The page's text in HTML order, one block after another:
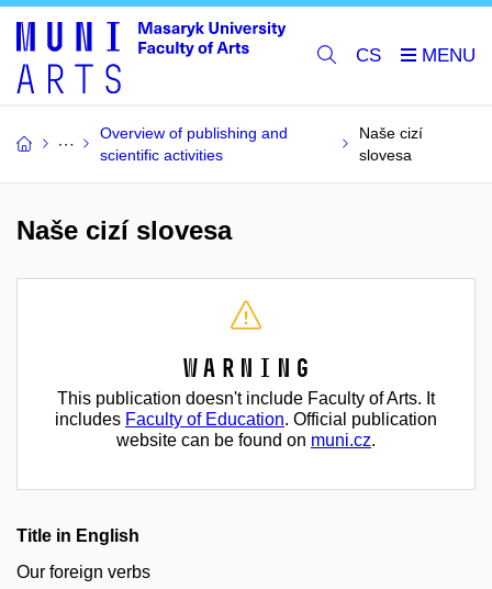
CS
Overview of publishing and
scientific activities
Naše cizí
slovesa
Naše cizí slovesa
Warning
This publication doesn't include Faculty of Arts. It
includes Faculty of Education. Official publication
website can be found on muni.cz.
Title in English
Our foreign verbs